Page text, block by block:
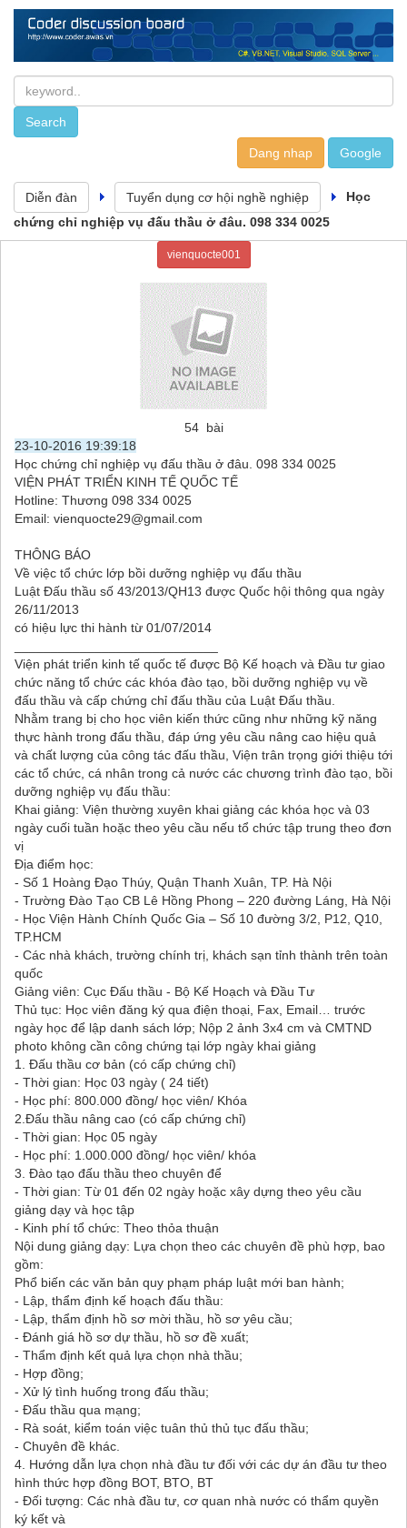
Dang nhap
Diễn đàn Tuyển dụng cơ hội nghề nghiệp
Học
chứng chỉ nghiệp vụ đấu thầu ở đâu. 098 334 0025
vienquocte001
54 bài
23-10-2016 19:39:18
Học chứng chỉ nghiệp vụ đấu thầu ở đâu. 098 334 0025
VIỆN PHÁT TRIỂN KINH TẾ QUỐC TẾ
Hotline: Thương 098 334 0025
Email: vienquocte29@gmail.com
THÔNG BÁO
Về việc tổ chức lớp bồi dưỡng nghiệp vụ đấu thầu
Luật Đấu thầu số 43/2013/QH13 được Quốc hội thông qua ngày
26/11/2013
có hiệu lực thi hành từ 01/07/2014
Viện phát triển kinh tế quốc tế được Bộ Kế hoạch và Đầu tư giao
chức năng tổ chức các khóa đào tạo, bồi dưỡng nghiệp vụ về
đấu thầu và cấp chứng chỉ đấu thầu của Luật Đấu thầu.
Nhằm trang bị cho học viên kiến thức cũng như những kỹ năng
thực hành trong đấu thầu, đáp ứng yêu cầu nâng cao hiệu quả
và chất lượng của công tác đấu thầu, Viện trân trọng giới thiệu tới
các tổ chức, cá nhân trong cả nước các chương trình đào tạo, bồi
dưỡng nghiệp vụ đấu thầu:
Khai giảng: Viện thường xuyên khai giảng các khóa học và 03
ngày cuối tuần hoặc theo yêu cầu nếu tổ chức tập trung theo đơn
vị
Địa điểm học:
- Số 1 Hoàng Đạo Thúy, Quận Thanh Xuân, TP. Hà Nội
- Trường Đào Tạo CB Lê Hồng Phong – 220 đường Láng, Hà Nội
- Học Viện Hành Chính Quốc Gia – Số 10 đường 3/2, P12, Q10,
TP.HCM
- Các nhà khách, trường chính trị, khách sạn tỉnh thành trên toàn
quốc
Giảng viên: Cục Đấu thầu - Bộ Kế Hoạch và Đầu Tư
Thủ tục: Học viên đăng ký qua điện thoại, Fax, Email… trước
ngày học để lập danh sách lớp; Nộp 2 ảnh 3x4 cm và CMTND
photo không cần công chứng tại lớp ngày khai giảng
1. Đấu thầu cơ bản (có cấp chứng chỉ)
- Thời gian: Học 03 ngày ( 24 tiết)
- Học phí: 800.000 đồng/ học viên/ Khóa
2.Đấu thầu nâng cao (có cấp chứng chỉ)
- Thời gian: Học 05 ngày
- Học phí: 1.000.000 đồng/ học viên/ khóa
3. Đào tạo đấu thầu theo chuyên để
- Thời gian: Từ 01 đến 02 ngày hoặc xây dựng theo yêu cầu
giảng dạy và học tập
- Kinh phí tổ chức: Theo thỏa thuận
Nội dung giảng dạy: Lựa chọn theo các chuyên đề phù hợp, bao
gồm:
Phổ biến các văn bản quy phạm pháp luật mới ban hành;
- Lập, thẩm định kế hoạch đấu thầu:
- Lập, thẩm định hồ sơ mời thầu, hồ sơ yêu cầu;
- Đánh giá hồ sơ dự thầu, hồ sơ đề xuất;
- Thẩm định kết quả lựa chọn nhà thầu;
- Hợp đồng;
- Xử lý tình huống trong đấu thầu;
- Đấu thầu qua mạng;
- Rà soát, kiểm toán việc tuân thủ thủ tục đấu thầu;
- Chuyên đề khác.
4. Hướng dẫn lựa chọn nhà đầu tư đối với các dự án đầu tư theo
hình thức hợp đồng BOT, BTO, BT
- Đối tượng: Các nhà đầu tư, cơ quan nhà nước có thẩm quyền
ký kết và